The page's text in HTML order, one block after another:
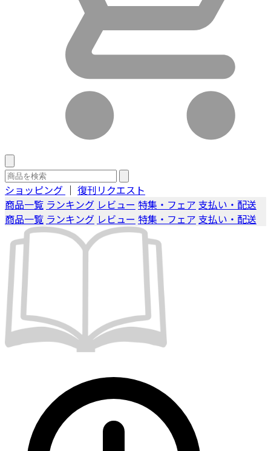
ショッピング ｜ 復刊リクエスト
商品一覧 ランキング レビュー 特集・フェア 支払い・配送
商品一覧 ランキング レビュー 特集・フェア 支払い・配送